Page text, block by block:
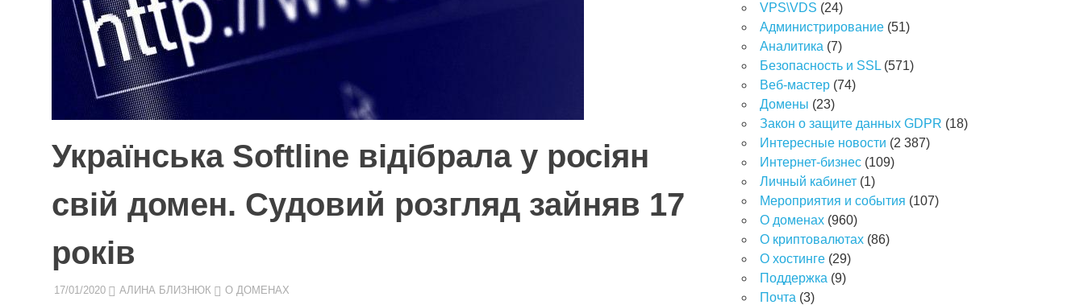
Українська Softline відібрала у росіян
свій домен. Судовий розгляд зайняв 17
років
17/01/2020 АЛИНА БЛИЗНЮК О ДОМЕНАХ
VPS\VDS (24)
Администрирование (51)
Аналитика (7)
Безопасность и SSL (571)
Веб-мастер (74)
Домены (23)
Закон о защите данных GDPR (18)
Интересные новости (2 387)
Интернет-бизнес (109)
Личный кабинет (1)
Мероприятия и события (107)
О доменах (960)
О криптовалютах (86)
О хостинге (29)
Поддержка (9)
Почта (3)